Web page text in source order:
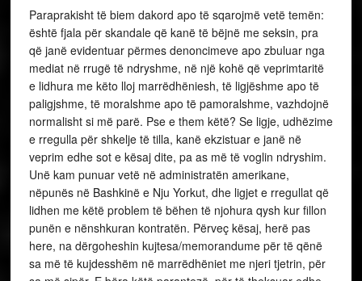
Paraprakisht të biem dakord apo të sqarojmë vetë temën:
është fjala për skandale që kanë të bëjnë me seksin, pra
që janë evidentuar përmes denoncimeve apo zbuluar nga
mediat në rrugë të ndryshme, në një kohë që veprimtaritë
e lidhura me këto lloj marrëdhëniesh, të ligjëshme apo të
paligjshme, të moralshme apo të pamoralshme, vazhdojnë
normalisht si më parë. Pse e them këtë? Se ligje, udhëzime
e rregulla për shkelje të tilla, kanë ekzistuar e janë në
veprim edhe sot e kësaj dite, pa as më të voglin ndryshim.
Unë kam punuar vetë në administratën amerikane,
nëpunës në Bashkinë e Nju Yorkut, dhe ligjet e rregullat që
lidhen me këtë problem të bëhen të njohura qysh kur fillon
punën e nënshkuran kontratën. Përveç kësaj, herë pas
here, na dërgoheshin kujtesa/memorandume për të qënë
sa më të kujdesshëm në marrëdhëniet me njeri tjetrin, për